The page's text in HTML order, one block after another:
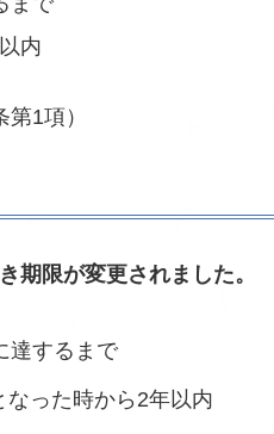
内
第1項）
期限が変更されました。
達するまで
った時から2年以内